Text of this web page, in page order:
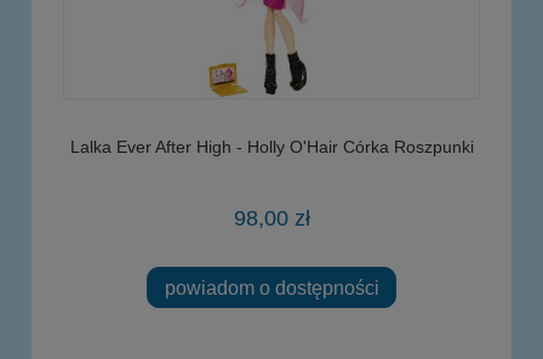
Lalka Ever After High - Holly O'Hair Córka Roszpunki
98,00 zł
powiadom o dostępności